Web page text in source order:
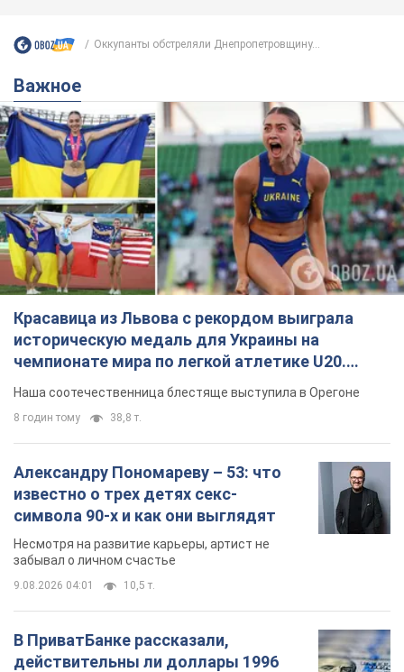
Оккупанты обстреляли Днепропетровщину...
Важное
Красавица из Львова с рекордом выиграла
историческую медаль для Украины на
чемпионате мира по легкой атлетике U20.
Видео
Наша соотечественница блестяще выступила в Орегоне
8 годин тому 38,8 т.
Александру Пономареву – 53: что
известно о трех детях секс-
символа 90-х и как они выглядят
Несмотря на развитие карьеры, артист не
забывал о личном счастье
9.08.2026 04:01 10,5 т.
В ПриватБанке рассказали,
действительны ли доллары 1996